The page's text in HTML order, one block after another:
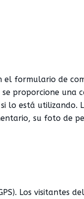
formulario de
proporcione una
lo está utilizando.
su foto de
Los visitantes